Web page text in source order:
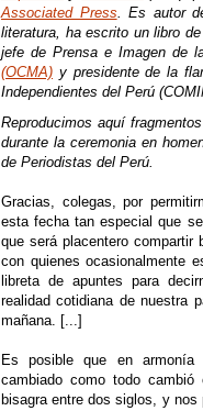
Associated Press. Es autor
literatura, ha escrito un libro
jefe de Prensa e Imagen de
(OCMA) y presidente de la
Independientes del Perú
Reproducimos aquí
durante la ceremonia en
de Periodistas del Perú.
Gracias, colegas, por
esta fecha tan especial que
que será placentero compartir
con quienes ocasionalmente
libreta de apuntes para
realidad cotidiana de nuestra
mañana. [...]
Es posible que en armonía
cambiado como todo
bisagra entre dos siglos, y